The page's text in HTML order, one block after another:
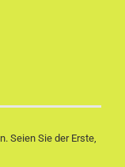
Seien Sie der Erste,